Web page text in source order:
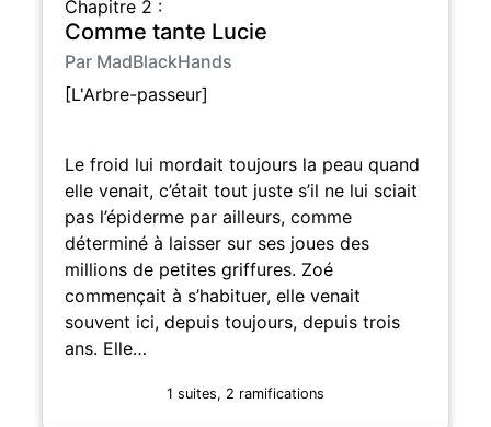
Chapitre 2 :
Comme tante Lucie
Par MadBlackHands
[L'Arbre-passeur]
Le froid lui mordait toujours la peau quand
elle venait, c’était tout juste s’il ne lui sciait
pas l’épiderme par ailleurs, comme
déterminé à laisser sur ses joues des
millions de petites griffures. Zoé
commençait à s’habituer, elle venait
souvent ici, depuis toujours, depuis trois
ans. Elle…
1 suites, 2 ramifications